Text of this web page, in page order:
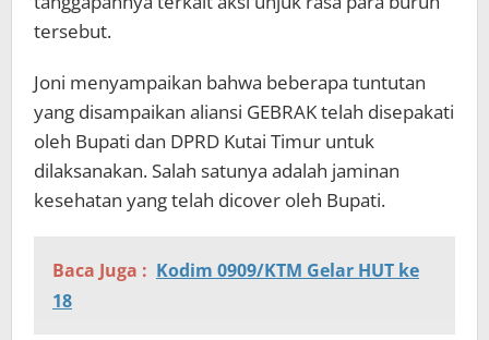
tersebut.
Joni menyampaikan bahwa beberapa tuntutan
yang disampaikan aliansi GEBRAK telah disepakati
oleh Bupati dan DPRD Kutai Timur untuk
dilaksanakan. Salah satunya adalah jaminan
kesehatan yang telah dicover oleh Bupati.
Baca Juga : Kodim 0909/KTM Gelar HUT ke
18